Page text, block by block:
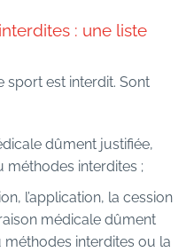
: une liste
sport est interdit. Sont
dûment justifiée,
méthodes interdites ;
l’application, la cession
médicale dûment
interdites ou la